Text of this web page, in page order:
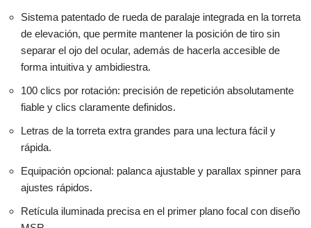
Sistema patentado de rueda de paralaje integrada en la torreta
de elevación, que permite mantener la posición de tiro sin
separar el ojo del ocular, además de hacerla accesible de
forma intuitiva y ambidiestra.
100 clics por rotación: precisión de repetición absolutamente
fiable y clics claramente definidos.
Letras de la torreta extra grandes para una lectura fácil y
rápida.
Equipación opcional: palanca ajustable y parallax spinner para
ajustes rápidos.
Retícula iluminada precisa en el primer plano focal con diseño